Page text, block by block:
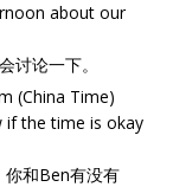
about our
讨论一下。
(China Time)
if the time is okay
和Ben有没有